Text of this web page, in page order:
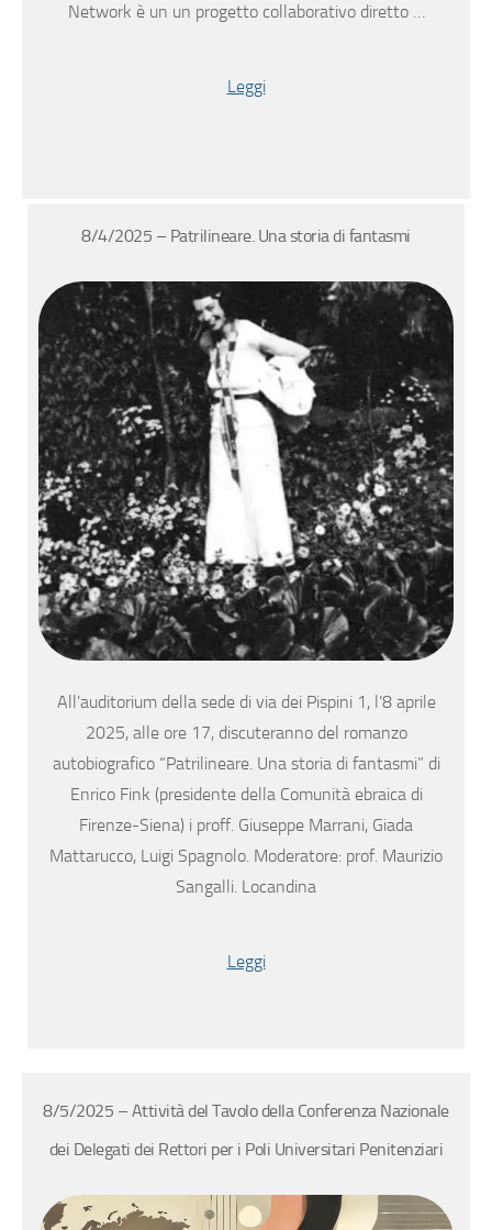
Network è un un progetto collaborativo diretto …
Leggi
8/4/2025 – Patrilineare. Una storia di fantasmi
All’auditorium della sede di via dei Pispini 1, l’8 aprile
2025, alle ore 17, discuteranno del romanzo
autobiografico “Patrilineare. Una storia di fantasmi” di
Enrico Fink (presidente della Comunità ebraica di
Firenze-Siena) i proff. Giuseppe Marrani, Giada
Mattarucco, Luigi Spagnolo. Moderatore: prof. Maurizio
Sangalli. Locandina
Leggi
8/5/2025 – Attività del Tavolo della Conferenza Nazionale
dei Delegati dei Rettori per i Poli Universitari Penitenziari